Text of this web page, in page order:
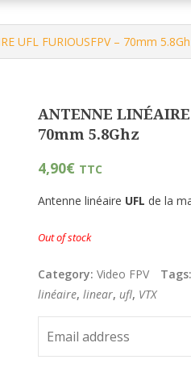
UFL FURIOUSFPV – 70mm
ANTENNE LINÉAIRE
70mm 5.8Ghz
4,90€ TTC
Antenne linéaire UFL de la
Out of stock
Category:Video FPV
linéaire,linear,ufl, VTX